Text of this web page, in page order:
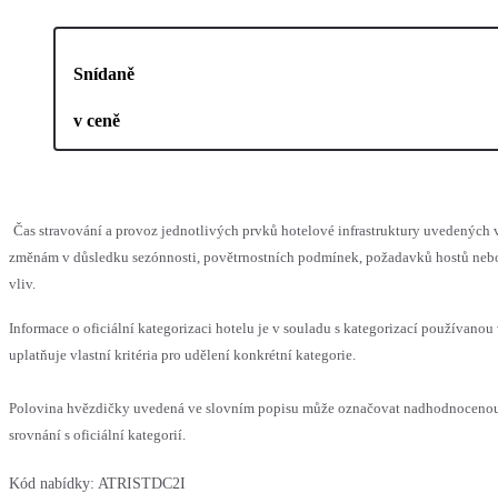
Snídaně
v ceně
Čas stravování a provoz jednotlivých prvků hotelové infrastruktury uvedených
změnám v důsledku sezónnosti, povětrnostních podmínek, požadavků hostů
vliv.
Informace o oficiální kategorizaci hotelu je v souladu s kategorizací používanou
uplatňuje vlastní kritéria pro udělení konkrétní kategorie.
Polovina hvězdičky uvedená ve slovním popisu může označovat
srovnání s oficiální kategorií.
Kód nabídky: ATRISTDC2I